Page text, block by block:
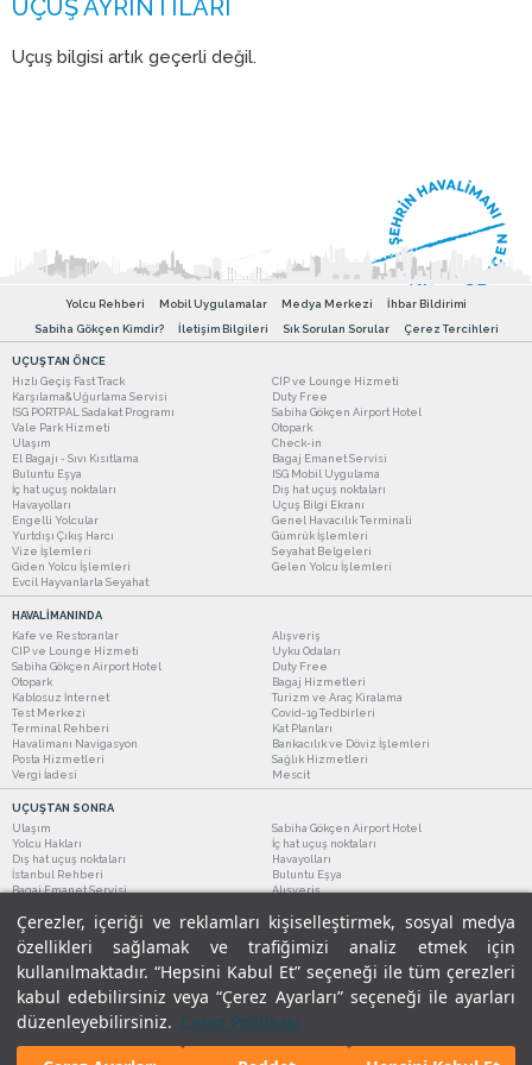
Çerezler, içeriği ve reklamları kişiselleştirmek, sosyal medya
özellikleri sağlamak ve trafiğimizi analiz etmek için
kullanılmaktadır. “Hepsini Kabul Et” seçeneği ile tüm çerezleri
kabul edebilirsiniz veya “Çerez Ayarları” seçeneği ile ayarları
düzenleyebilirsiniz. Çerez Politikası
Uçuş bilgisi artık geçerli değil.
Yolcu Rehberi Mobil Uygulamalar Medya Merkezi
İhbar Bildirimi
Sabiha Gökçen Kimdir?
İletişim Bilgileri Sık Sorulan Sorular Çerez Tercihleri
UÇUŞTAN ÖNCE
Hızlı Geçiş Fast Track
CIP ve Lounge Hizmeti
Karşılama&Uğurlama Servisi
Duty Free
ISG PORTPAL Sadakat Programı
Sabiha Gökçen Airport Hotel
Vale Park Hizmeti
Otopark
Ulaşım
Check-in
El Bagajı - Sıvı Kısıtlama
Bagaj Emanet Servisi
Buluntu Eşya
ISG Mobil Uygulama
İç hat uçuş noktaları
Dış hat uçuş noktaları
Havayolları
Uçuş Bilgi Ekranı
Engelli Yolcular
Genel Havacılık Terminali
Yurtdışı Çıkış Harcı
Gümrük İşlemleri
Vize İşlemleri
Seyahat Belgeleri
Giden Yolcu İşlemleri
Gelen Yolcu İşlemleri
Evcil Hayvanlarla Seyahat
HAVALİMANINDA
Kafe ve Restoranlar
Alışveriş
CIP ve Lounge Hizmeti
Uyku Odaları
Sabiha Gökçen Airport Hotel
Duty Free
Otopark
Bagaj Hizmetleri
Kablosuz İnternet
Turizm ve Araç Kiralama
Test Merkezi
Covid-19 Tedbirleri
Terminal Rehberi
Kat Planları
Havalimanı Navigasyon
Bankacılık ve Döviz İşlemleri
Posta Hizmetleri
Sağlık Hizmetleri
Vergi İadesi
Mescit
UÇUŞTAN SONRA
Ulaşım
Sabiha Gökçen Airport Hotel
Yolcu Hakları
İç hat uçuş noktaları
Dış hat uçuş noktaları
Havayolları
İstanbul Rehberi
Buluntu Eşya
Bagaj Emanet Servisi
Alışveriş